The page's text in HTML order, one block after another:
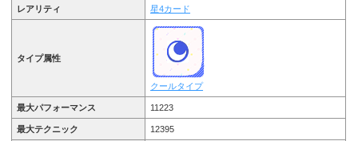
レアリティ 星4カード
タイプ属性
クールタイプ
最大パフォーマンス 11223
最大テクニック 12395